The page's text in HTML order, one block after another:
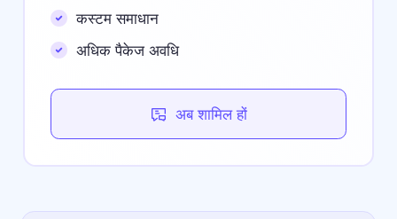
कस्टम समाधान
अधिक पैकेज अवधि
अब शामिल हों